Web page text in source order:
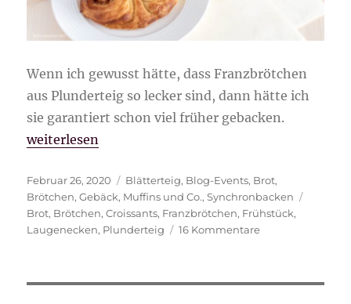
Wenn ich gewusst hätte, dass Franzbrötchen
aus Plunderteig so lecker sind, dann hätte ich
sie garantiert schon viel früher gebacken.
„Franzbrötchen aus Plunderteig“
weiterlesen
Veröffentlicht
am
Februar 26, 2020 Kategorien
Blätterteig, Blog-Events, Brot,
Brötchen,Gebäck, Muffins und Co.,Synchronbacken
Brot, Brötchen,Croissants, Franzbrötchen, Frühstück,
Laugenecken, Plunderteig 16 Kommentarezu